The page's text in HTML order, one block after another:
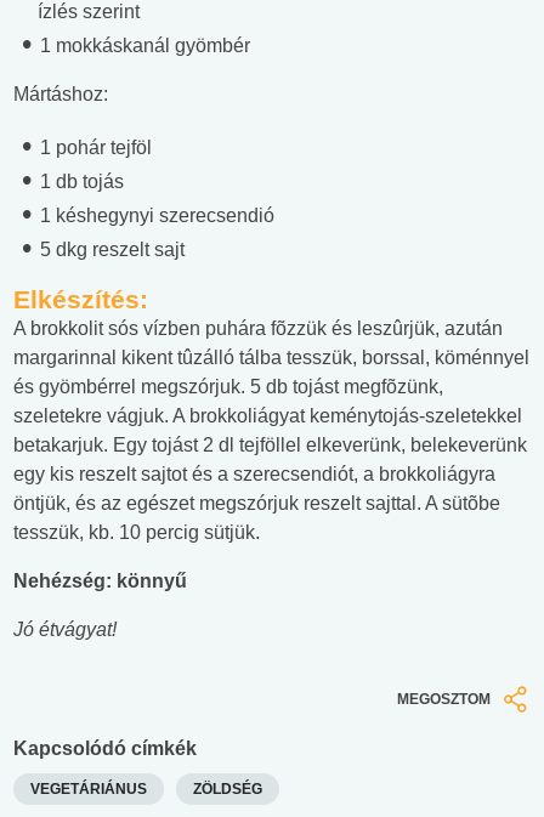
ízlés szerint
1 mokkáskanál gyömbér
Mártáshoz:
1 pohár tejföl
1 db tojás
1 késhegynyi szerecsendió
5 dkg reszelt sajt
Elkészítés:
A brokkolit sós vízben puhára fõzzük és leszûrjük, azután
margarinnal kikent tûzálló tálba tesszük, borssal, köménnyel
és gyömbérrel megszórjuk. 5 db tojást megfõzünk,
szeletekre vágjuk. A brokkoliágyat keménytojás-szeletekkel
betakarjuk. Egy tojást 2 dl tejföllel elkeverünk, belekeverünk
egy kis reszelt sajtot és a szerecsendiót, a brokkoliágyra
öntjük, és az egészet megszórjuk reszelt sajttal. A sütõbe
tesszük, kb. 10 percig sütjük.
Nehézség: könnyű
Jó étvágyat!
MEGOSZTOM
Kapcsolódó címkék
VEGETÁRIÁNUS ZÖLDSÉG